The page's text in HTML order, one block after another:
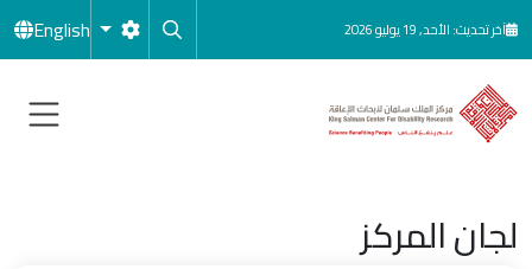
تجاوز إلى المحتوى الرئيسي
آخر تحديث: الأحد, 19 يوليو 2026 English
لجان المركز